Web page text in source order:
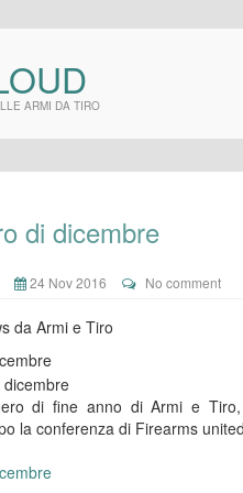
ARMI DA TIRO
di dicembre
24 Nov 2016 No comment
da Armi e Tiro
di fine anno di Armi e
la conferenza di Firearms